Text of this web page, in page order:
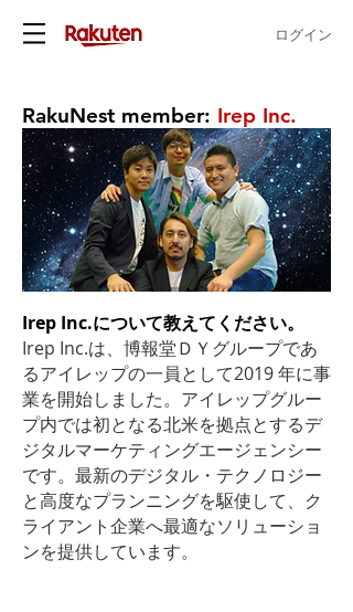
ログイン
RakuNest member: Irep Inc.
Irep Inc.について教えてください。
Irep Inc.は、博報堂ＤＹグループであ
るアイレップの一員として2019 年に事
業を開始しました。アイレップグルー
プ内では初となる北米を拠点とするデ
ジタルマーケティングエージェンシー
です。最新のデジタル・テクノロジー
と高度なプランニングを駆使して、ク
ライアント企業へ最適なソリューショ
ンを提供しています。